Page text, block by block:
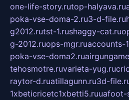
one-life-story.rutop-halyava.ru
poka-vse-doma-2.ru3-d-file.ru
g2012.rutst-1.rushaggy-cat.ru
g-2012.ruops-mgr.ruaccounts-
poka-vse-doma2.ru
tehosmotre.ruvarieta-yug.ru
raytor-d.ruatillagunn.ru3d-
1xbeticricetc1xbetti5.ruuafoot-